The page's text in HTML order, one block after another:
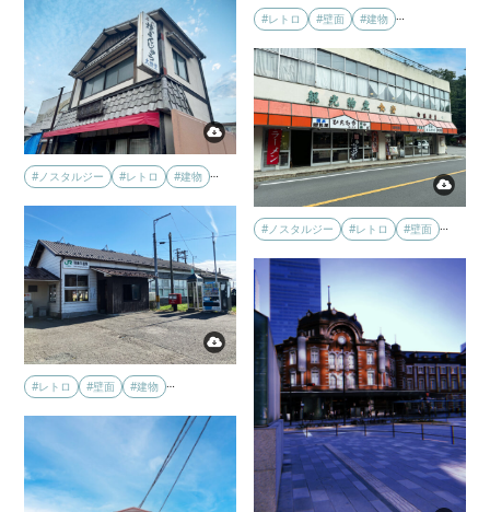
#レトロ #壁面 #建物
#ノスタルジー #レトロ #建物
#ノスタルジー #レトロ #壁面 …
#レトロ #壁面 #建物